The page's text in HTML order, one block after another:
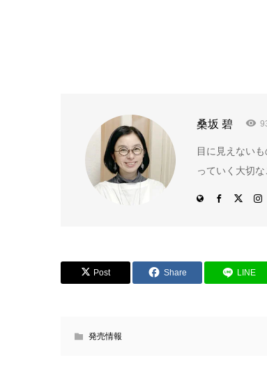
桑坂 碧
目に見えない
っていく大切
Post Share LINE
発売情報